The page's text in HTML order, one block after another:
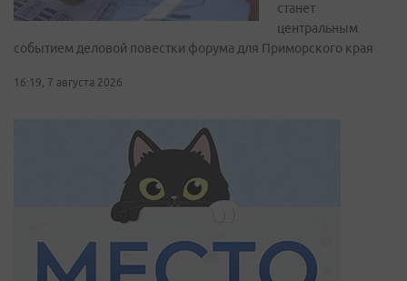
станет
центральным
событием деловой повестки форума для Приморского края
16:19, 7 августа 2026